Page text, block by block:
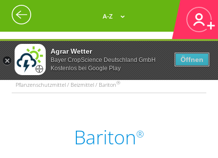
Agrar Wetter
Bayer CropScience Deutschland GmbH
Kostenlos bei Google Play
Öffnen
A-Z
Pflanzenschutzmittel / Beizmittel / Bariton®
Bariton®